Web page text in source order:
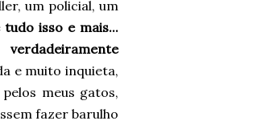
um policial, um
isso e mais...
e muito inquieta,
meus gatos,
fazer barulho